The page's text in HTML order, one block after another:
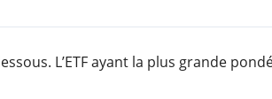
L’ETF ayant la plus grande